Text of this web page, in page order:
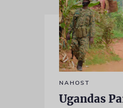
NAHOST
Ugandas